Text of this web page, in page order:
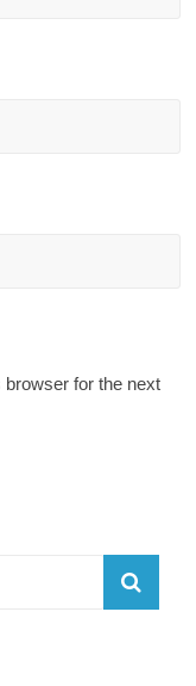
for the next